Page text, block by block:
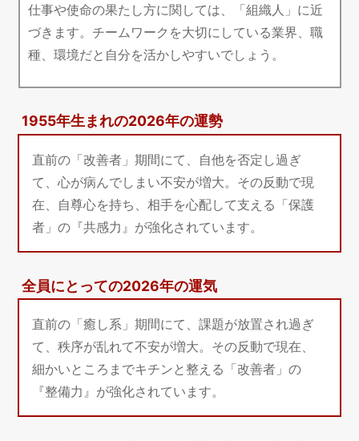
仕事や使命の果たし方に関しては、「組織人」に近
づきます。チームワークを大切にしている業界、職
種、環境だと自分を活かしやすいでしょう。
1955年生まれの2026年の運勢
直前の「改善者」期間にて、自他を否定し過ぎ
て、心が病んでしまい不安が増大。その反動で現
在、自尊心を持ち、相手を心配して支える「保護
者」の『共感力』が強化されています。
全員にとっての2026年の運気
直前の「癒し系」期間にて、課題が放置され過ぎ
て、秩序が乱れて不安が増大。その反動で現在、
細かいところまでキチンと整える「改善者」の
『整備力』が強化されています。